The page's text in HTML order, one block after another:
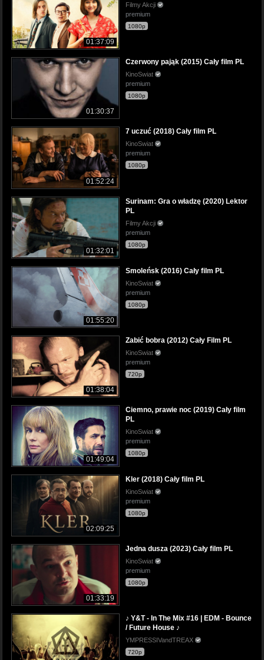
01:37:09
Filmy Akcji
premium
1080p
01:30:37
Czerwony pająk (2015) Cały film PL
KinoSwiat
premium
1080p
01:52:24
7 uczuć (2018) Cały film PL
KinoSwiat
premium
1080p
01:32:01
Surinam: Gra o władzę (2020) Lektor
PL
Filmy Akcji
premium
1080p
01:55:20
Smoleńsk (2016) Cały film PL
KinoSwiat
premium
1080p
01:38:04
Zabić bobra (2012) Cały Film PL
KinoSwiat
premium
720p
01:49:04
Ciemno, prawie noc (2019) Cały film
PL
KinoSwiat
premium
1080p
02:09:25
Kler (2018) Cały film PL
KinoSwiat
premium
1080p
01:33:19
Jedna dusza (2023) Cały film PL
KinoSwiat
premium
1080p
♪ Y&T - In The Mix #16 | EDM - Bounce
/ Future House ♪
YMPRESSIVandTREAX
720p